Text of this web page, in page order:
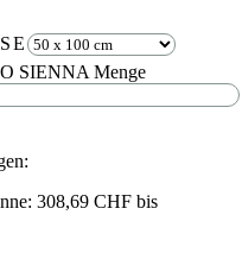
SIENNA Menge
308,69 CHF bis